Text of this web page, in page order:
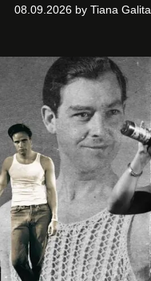
08.09.2026 by Tiana Galita